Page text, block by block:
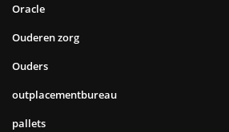
Oracle
Ouderen zorg
Ouders
outplacementbureau
pallets